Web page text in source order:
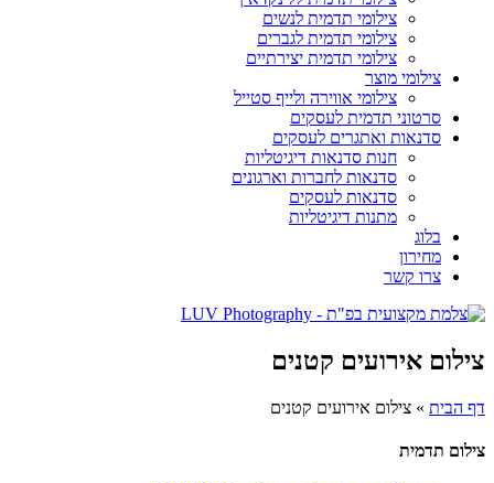
צילומי תדמית לנשים
צילומי תדמית לגברים
צילומי תדמית יצירתיים
צילומי מוצר
צילומי אווירה ולייף סטייל
סרטוני תדמית לעסקים
סדנאות ואתגרים לעסקים
חנות סדנאות דיגיטליות
סדנאות לחברות וארגונים
סדנאות לעסקים
מתנות דיגיטליות
בלוג
מחירון
צרו קשר
צילום אירועים קטנים
דף הבית » צילום אירועים קטנים
צילום תדמית